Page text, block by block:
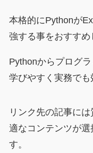
本格的にPythonが
強する事をおすすめ
Pythonからプログ
学びやすく実務でも
リンク先の記事に
適なコンテンツが
す。